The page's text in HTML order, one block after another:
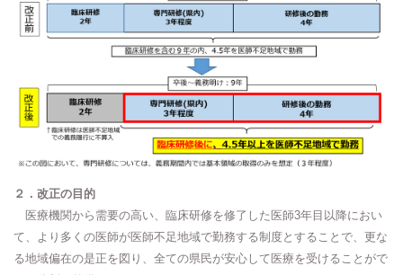
２．改正の目的
医療機関から需要の高い、臨床研修を修了した医師3年目以降におい
て、より多くの医師が医師不足地域で勤務する制度とすることで、更な
る地域偏在の是正を図り、全ての県民が安心して医療を受けることがで